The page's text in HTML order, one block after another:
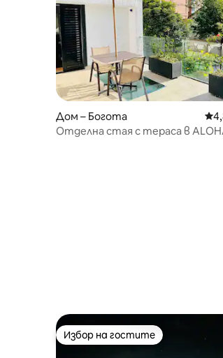
Дом – Богота
Отделна стая с тераса в
Избор на гостите
Избор на гостите